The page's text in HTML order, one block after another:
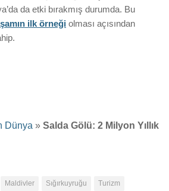
da etki bırakmış durumda. Bu
ilk örneği olması açısından
Dünya » Salda Gölü: 2 Milyon Yıllık
Maldivler Sığırkuyruğu
Turizm